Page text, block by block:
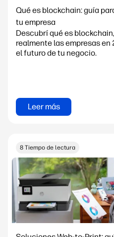
Qué es blockchain: guía
tu empresa
Descubrí qué es
realmente las empresas
el futuro de tu negocio.
Leer más
8 Tiempo de lectura